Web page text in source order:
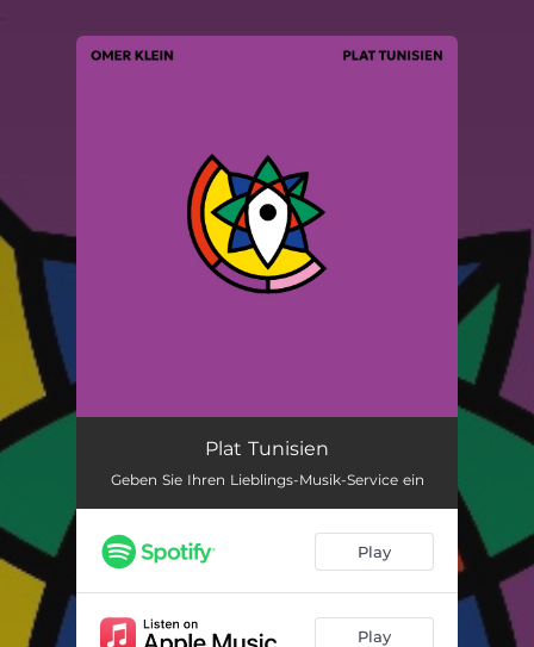
Plat TunisienPlat Tunisien
Geben Sie Ihren Lieblings-Musik-Service ein
Play
Play